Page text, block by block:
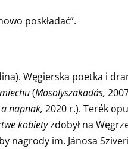
poskładać”.
Węgierska poetka i
(Mosolyszakadás,
napnak, 2020 r.). Terék
kobietyzdobył na
nagrody im. Jánosa